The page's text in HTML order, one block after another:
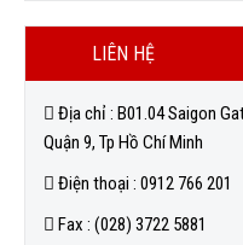
LIÊN HỆ
Địa chỉ : B01.04 Saigon
Quận 9, Tp Hồ Chí Minh
Điện thoại : 0912 766 201
Fax : (028) 3722 5881